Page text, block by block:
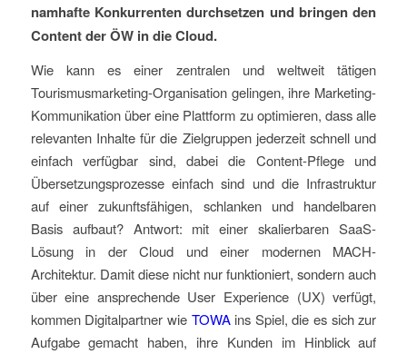
namhafte Konkurrenten durchsetzen und bringen den
Content der ÖW in die Cloud.
Wie kann es einer zentralen und weltweit tätigen
Tourismusmarketing-Organisation gelingen, ihre Marketing-
Kommunikation über eine Plattform zu optimieren, dass alle
relevanten Inhalte für die Zielgruppen jederzeit schnell und
einfach verfügbar sind, dabei die Content-Pflege und
Übersetzungsprozesse einfach sind und die Infrastruktur
auf einer zukunftsfähigen, schlanken und handelbaren
Basis aufbaut? Antwort: mit einer skalierbaren SaaS-
Lösung in der Cloud und einer modernen MACH-
Architektur. Damit diese nicht nur funktioniert, sondern auch
über eine ansprechende User Experience (UX) verfügt,
kommen Digitalpartner wie TOWAins Spiel, die es sich zur
Aufgabe gemacht haben, ihre Kunden im Hinblick auf